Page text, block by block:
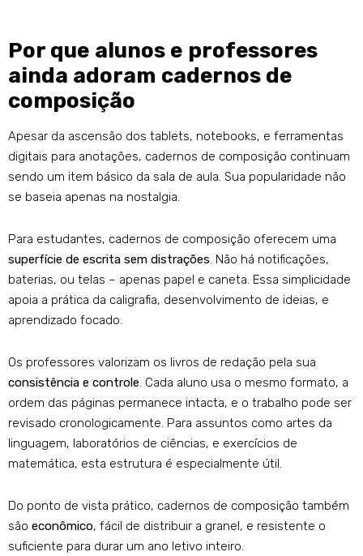
Por que alunos e professores
ainda adoram cadernos de
composição
Apesar da ascensão dos tablets, notebooks, e ferramentas
digitais para anotações, cadernos de composição continuam
sendo um item básico da sala de aula. Sua popularidade não
se baseia apenas na nostalgia.
Para estudantes, cadernos de composição oferecem uma
superfície de escrita sem distrações. Não há notificações,
baterias, ou telas – apenas papel e caneta. Essa simplicidade
apoia a prática da caligrafia, desenvolvimento de ideias, e
aprendizado focado.
Os professores valorizam os livros de redação pela sua
consistência e controle. Cada aluno usa o mesmo formato, a
ordem das páginas permanece intacta, e o trabalho pode ser
revisado cronologicamente. Para assuntos como artes da
linguagem, laboratórios de ciências, e exercícios de
matemática, esta estrutura é especialmente útil.
Do ponto de vista prático, cadernos de composição também
são econômico, fácil de distribuir a granel, e resistente o
suficiente para durar um ano letivo inteiro.